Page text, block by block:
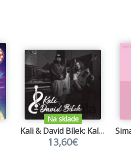
Na sklade
Kali & David Bílek: Kali & David Bílek (akustický výber)
13,60€